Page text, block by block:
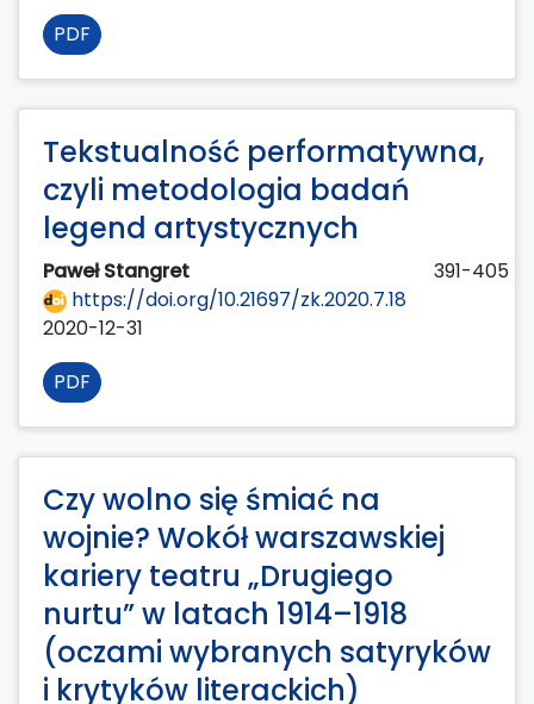
PDF
Tekstualność performatywna,
czyli metodologia badań
legend artystycznych
Paweł Stangret
391-405
https://doi.org/10.21697/zk.2020.7.18
2020-12-31
PDF
Czy wolno się śmiać na
wojnie? Wokół warszawskiej
kariery teatru „Drugiego
nurtu” w latach 1914–1918
(oczami wybranych satyryków
i krytyków literackich)